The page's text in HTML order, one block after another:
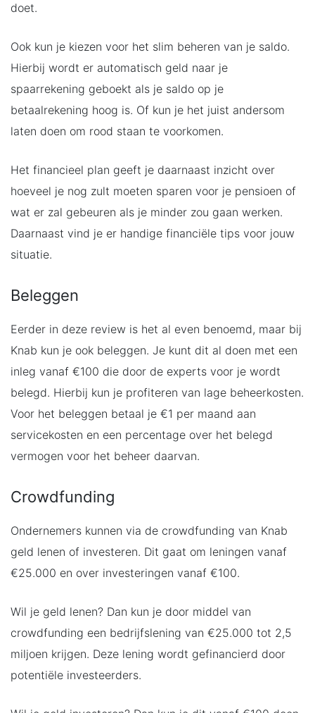
doet.
Ook kun je kiezen voor het slim beheren van je saldo.
Hierbij wordt er automatisch geld naar je
spaarrekening geboekt als je saldo op je
betaalrekening hoog is. Of kun je het juist andersom
laten doen om rood staan te voorkomen.
Het financieel plan geeft je daarnaast inzicht over
hoeveel je nog zult moeten sparen voor je pensioen of
wat er zal gebeuren als je minder zou gaan werken.
Daarnaast vind je er handige financiële tips voor jouw
situatie.
Beleggen
Eerder in deze review is het al even benoemd, maar bij
Knab kun je ook beleggen. Je kunt dit al doen met een
inleg vanaf €100 die door de experts voor je wordt
belegd. Hierbij kun je profiteren van lage beheerkosten.
Voor het beleggen betaal je €1 per maand aan
servicekosten en een percentage over het belegd
vermogen voor het beheer daarvan.
Crowdfunding
Ondernemers kunnen via de crowdfunding van Knab
geld lenen of investeren. Dit gaat om leningen vanaf
€25.000 en over investeringen vanaf €100.
Wil je geld lenen? Dan kun je door middel van
crowdfunding een bedrijfslening van €25.000 tot 2,5
miljoen krijgen. Deze lening wordt gefinancierd door
potentiële investeerders.